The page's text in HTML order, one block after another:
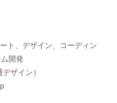
ト、デザイン、コーディン
開発
ザイン）